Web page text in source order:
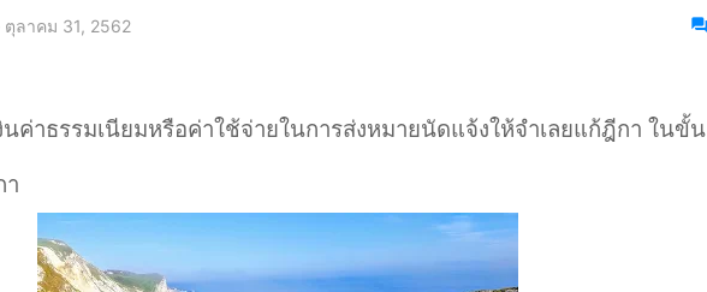
ตุลาคม 31, 2562
นค่าธรรมเนียมหรือค่าใช้จ่ายในการส่งหมายนัดแจ้งให้จำเลยแก้ฎีกา ในขั้น